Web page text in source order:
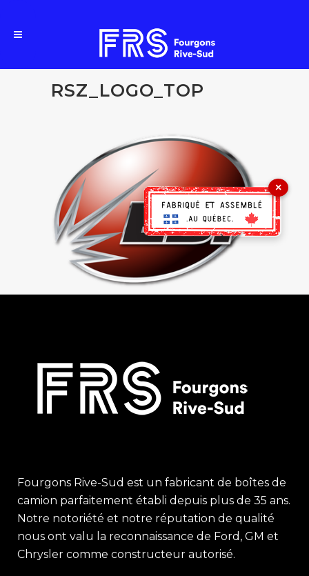
RSZ_LOGO_TOP
Fourgons Rive-Sud est un fabricant de boîtes de
camion parfaitement établi depuis plus de 35 ans.
Notre notoriété et notre réputation de qualité
nous ont valu la reconnaissance de Ford, GM et
Chrysler comme constructeur autorisé.
×